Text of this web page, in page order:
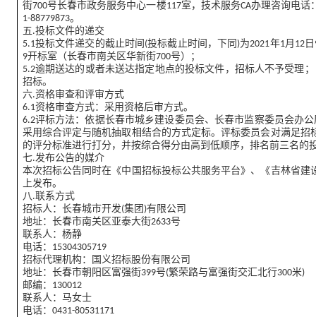
街700号长春市政务服务中心一楼117室，技术服务CA办理咨询电话
1-88779873。
五.投标文件的递交
5.1投标文件递交的截止时间(投标截止时间，下同)为2021年1月12
9开标室（长春市南关区华新街700号）；
5.2逾期送达的或者未送达指定地点的投标文件，招标人不予受理
招标。
六.资格审查和评审方式
6.1资格审查方式：采用资格后审方式。
6.2评标方法：依据长春市城乡建设委员会、长春市监察委员会办
采用综合评定与随机抽取相结合的方式定标。评标委员会对满足
的评分标准进行打分，并按综合得分由高到低顺序，排名前三名的
七.发布公告的媒介
本次招标公告同时在《中国招标投标公共服务平台》、《吉林省
上发布。
八.联系方式
招标人：长春城市开发(集团)有限公司
地址：长春市南关区亚泰大街2633号
联系人：杨静
电话：15304305719
招标代理机构：国义招标股份有限公司
地址：长春市朝阳区富强街399号(繁荣路与富强街交汇北行300米)
邮编：130012
联系人：马女士
电话：0431-80531171